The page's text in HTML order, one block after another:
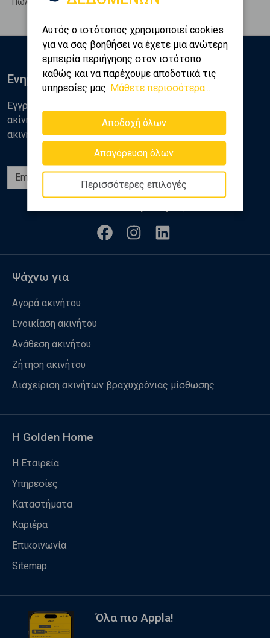
Πώληση Υπολ. υψουν ΣΚΙΛΟΥΝΤΑ
Αυτός ο ιστότοπος χρησιμοποιεί cookies
για να σας βοηθήσει να έχετε μια ανώτερη
εμπειρία περιήγησης στον ιστότοπο
καθώς και να παρέχουμε αποδοτικά τις
υπηρεσίες μας. Μάθετε περισσότερα...
Αποδοχή όλων
Απαγόρευση όλων
Περισσότερες επιλογές
Ενημερωθείτε
Εγγραφείτε στο newsletter της Golden Home για νέα
ακίνητα, αναλύσεις και διάφορα θέματα της αγοράς
ακινήτων
Ψάχνω για
Αγορά ακινήτου
Ενοικίαση ακινήτου
Ανάθεση ακινήτου
Ζήτηση ακινήτου
Διαχείριση ακινήτων βραχυχρόνιας μίσθωσης
Η Golden Home
Η Εταιρεία
Υπηρεσίες
Καταστήματα
Καριέρα
Επικοινωνία
Sitemap
Όλα πιο Appla!